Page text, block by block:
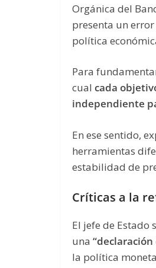
Orgánica del
presenta un
política
Para
cual cada
independiente
En ese sentido,
herramientas
estabilidad de
Críticas a la
El jefe de Estado
una
la política